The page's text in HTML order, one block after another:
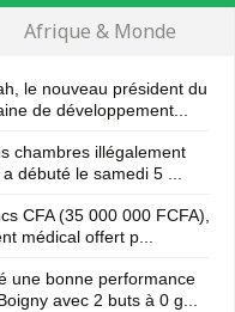
Afrique & Monde
le nouveau président du
de développement...
chambres illégalement
débuté le samedi 5 ...
CFA (35 000 000 FCFA),
médical offert p...
une bonne performance
avec 2 buts à 0 g...